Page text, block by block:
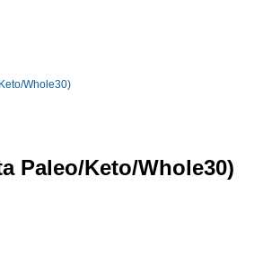
Whole30)
Paleo/Keto/Whole30)